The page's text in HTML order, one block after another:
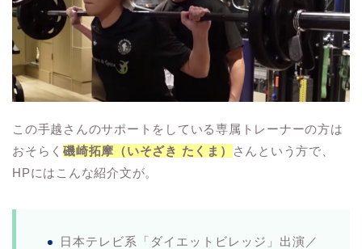
この手越さんのサポートをしている専属トレーナーの方は
おそらく磯崎拓摩（いそざき たくま）
さんという方で、
HPにはこんな紹介文が。
日本テレビ系「ダイエットビレッジ」出演／